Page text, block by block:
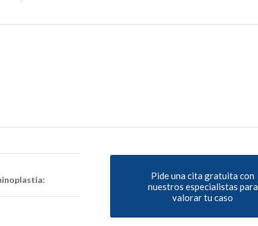
Pide una cita gratuita con
nuestros especialistas para
valorar tu caso